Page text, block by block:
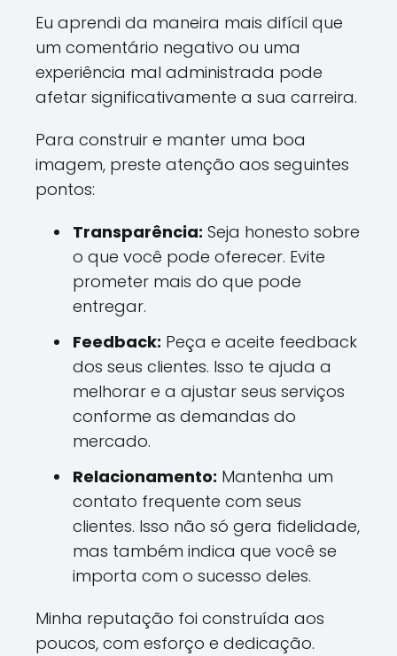
Eu aprendi da maneira mais difícil que
um comentário negativo ou uma
experiência mal administrada pode
afetar significativamente a sua carreira.
Para construir e manter uma boa
imagem, preste atenção aos seguintes
pontos:
Transparência: Seja honesto sobre
o que você pode oferecer. Evite
prometer mais do que pode
entregar.
Feedback: Peça e aceite feedback
dos seus clientes. Isso te ajuda a
melhorar e a ajustar seus serviços
conforme as demandas do
mercado.
Relacionamento: Mantenha um
contato frequente com seus
clientes. Isso não só gera fidelidade,
mas também indica que você se
importa com o sucesso deles.
Minha reputação foi construída aos
poucos, com esforço e dedicação.